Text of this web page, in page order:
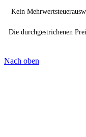
Kein
Die durchgestrichenen
Nach oben